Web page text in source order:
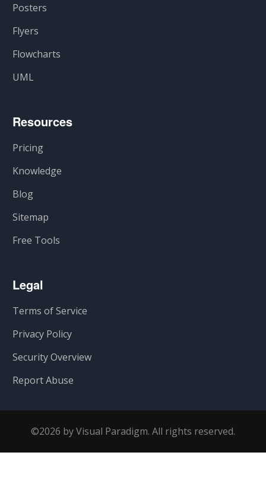
Posters
Flyers
Flowcharts
UML
Resources
Pricing
Knowledge
Blog
Sitemap
Free Tools
Legal
Terms of Service
Privacy Policy
Security Overview
Report Abuse
©2026 by Visual Paradigm. All rights reserved.